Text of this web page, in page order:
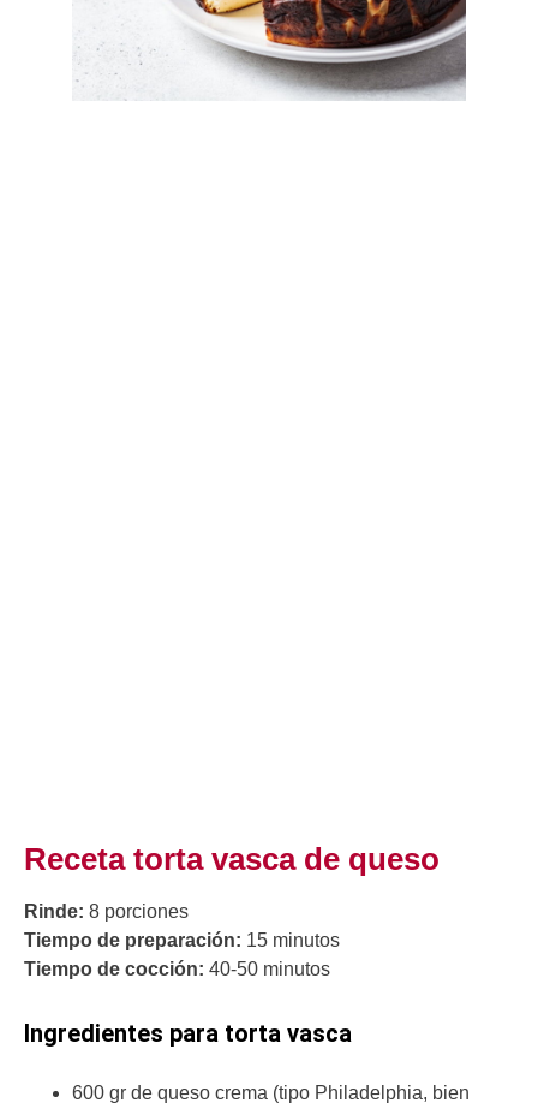
Receta torta vasca de queso
Rinde: 8 porciones
Tiempo de preparación: 15 minutos
Tiempo de cocción: 40-50 minutos
Ingredientes para torta vasca
600 gr de queso crema (tipo Philadelphia, bien